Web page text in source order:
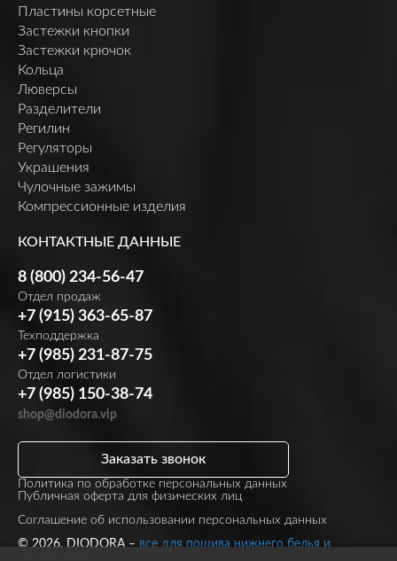
Пластины корсетные
Застежки кнопки
Застежки крючок
Кольца
Люверсы
Разделители
Регилин
Регуляторы
Украшения
Чулочные зажимы
Компрессионные изделия
КОНТАКТНЫЕ ДАННЫЕ
8 (800) 234-56-47
Отдел продаж
+7 (915) 363-65-87
Техподдержка
+7 (985) 231-87-75
Отдел логистики
+7 (985) 150-38-74
shop@diodora.vip
Политика по обработке персональных данных
Публичная оферта для физических лиц
Заказать звонок
Соглашение об использовании персональных данных
© 2026, DIODORA – все для пошива нижнего белья и